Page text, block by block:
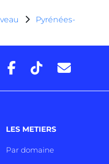
Pyrénées-
LES METIERS
Par domaine